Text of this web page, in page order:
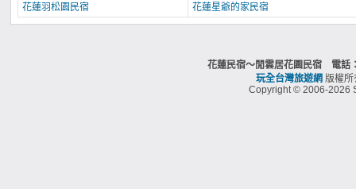
花蓮羽松園民宿
花蓮星爺的家民宿
花蓮民宿～閒雲居花園民宿 電
玩全台灣旅遊網 版權
Copyright © 2006-2026